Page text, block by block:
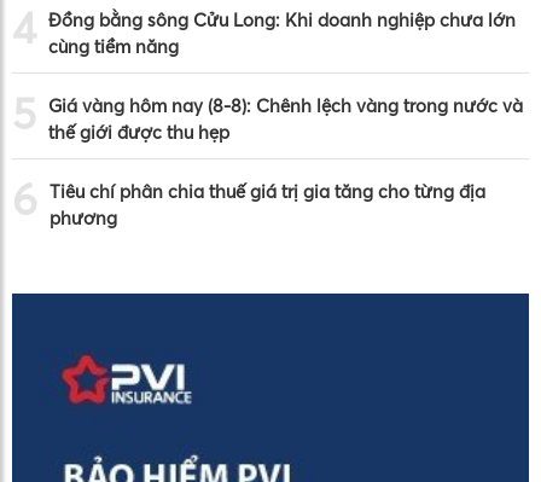
4 Đồng bằng sông Cửu Long: Khi doanh nghiệp chưa lớn
cùng tiềm năng
5
Giá vàng hôm nay (8-8): Chênh lệch vàng trong nước và
thế giới được thu hẹp
6 Tiêu chí phân chia thuế giá trị gia tăng cho từng địa
phương